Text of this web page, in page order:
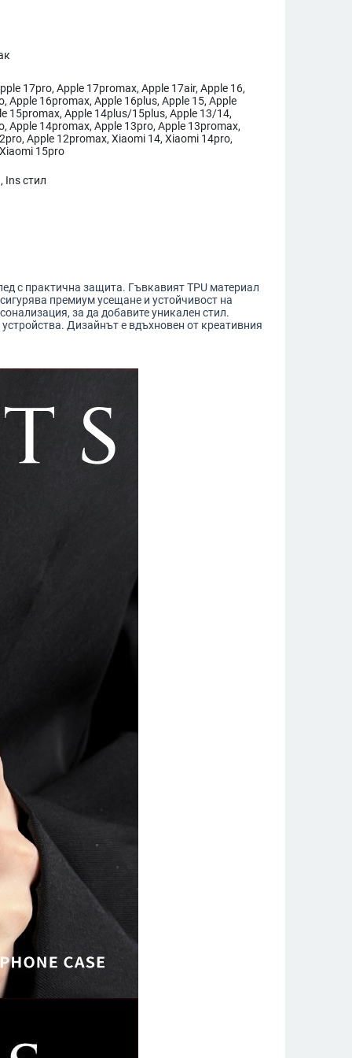
17pro, Apple 17promax, Apple 17air, Apple 16,
Apple 16promax, Apple 16plus, Apple 15, Apple
15promax, Apple 14plus/15plus, Apple 13/14,
Apple 14promax, Apple 13pro, Apple 13promax,
Apple 12promax, Xiaomi 14, Xiaomi 14pro,
15pro
Ins стил
с практична защита. Гъвкавият TPU материал
премиум усещане и устойчивост на
за да добавите уникален стил.
Дизайнът е вдъхновен от креативния